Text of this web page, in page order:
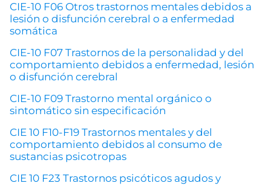
CIE-10 F06 Otros trastornos mentales debidos a
lesión o disfunción cerebral o a enfermedad
somática
CIE-10 F07 Trastornos de la personalidad y del
comportamiento debidos a enfermedad, lesión
o disfunción cerebral
CIE-10 F09 Trastorno mental orgánico o
sintomático sin especificación
CIE 10 F10-F19 Trastornos mentales y del
comportamiento debidos al consumo de
sustancias psicotropas
CIE 10 F23 Trastornos psicóticos agudos y